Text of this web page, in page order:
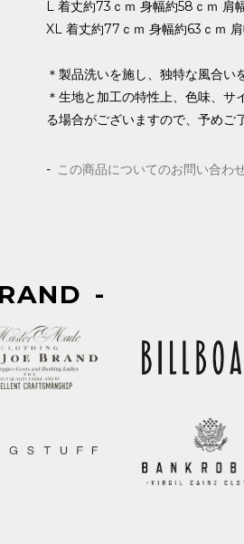
L 着丈約73ｃｍ 身幅約58ｃｍ 肩
XL 着丈約77ｃｍ 身幅約63ｃｍ
＊製品洗いを施し、独特な風合い
＊生地と加工の特性上、色味、
る場合がございますので、予めご
この商品についてのお問い合わ